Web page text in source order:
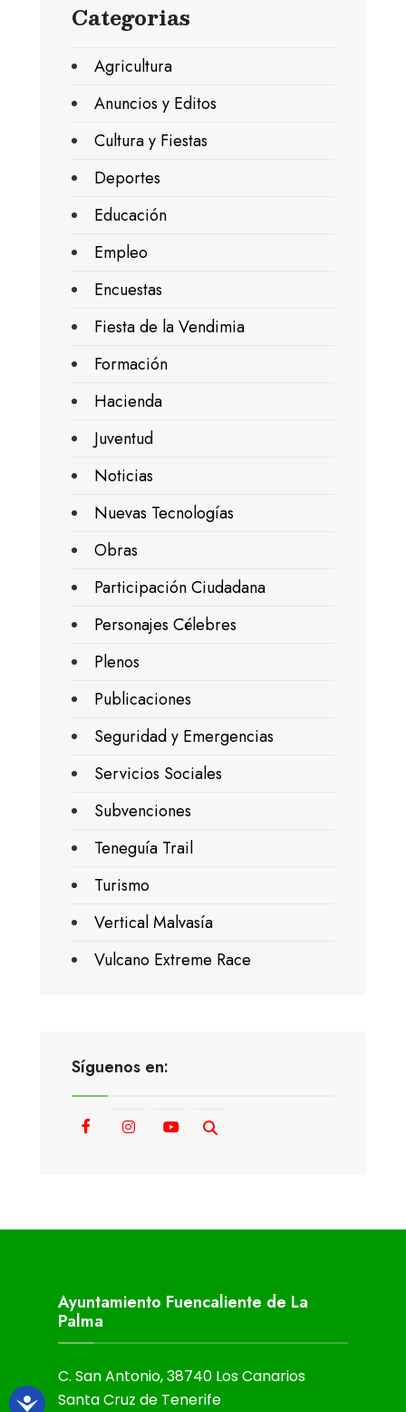
Categorias
Agricultura
Anuncios y Editos
Cultura y Fiestas
Deportes
Educación
Empleo
Encuestas
Fiesta de la Vendimia
Formación
Hacienda
Juventud
Noticias
Nuevas Tecnologías
Obras
Participación Ciudadana
Personajes Célebres
Plenos
Publicaciones
Seguridad y Emergencias
Servicios Sociales
Subvenciones
Teneguía Trail
Turismo
Vertical Malvasía
Vulcano Extreme Race
Síguenos en:
Ayuntamiento Fuencaliente de La
Palma
C. San Antonio, 38740 Los Canarios
Santa Cruz de Tenerife